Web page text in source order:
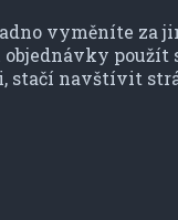
vyměníte za
stačí navštívit